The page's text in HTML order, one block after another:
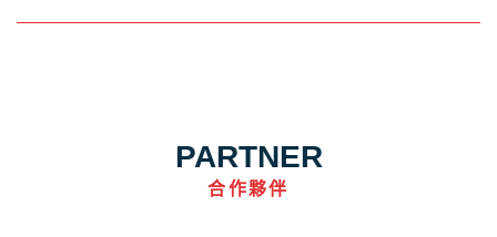
PARTNER
合作夥伴